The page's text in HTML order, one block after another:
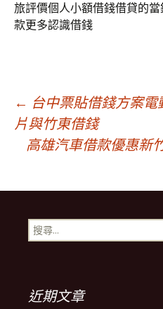
旅評價個人小額借錢借貸的當
款更多認識借錢
文
章
導
覽
列
← 台中票貼借錢方案
片與竹東借錢
高雄汽車借款優惠新
搜
尋
近期文章